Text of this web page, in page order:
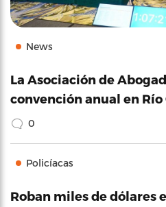
News
La Asociación de
convención anual en Río
0
Policíacas
Roban miles de dólares